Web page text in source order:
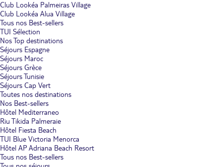
Club Lookéa Palmeiras Village
Club Lookéa Alua Village
Tous nos Best-sellers
TUI Sélection
Nos Top destinations
Séjours Espagne
Séjours Maroc
Séjours Grèce
Séjours Tunisie
Séjours Cap Vert
Toutes nos destinations
Nos Best-sellers
Hôtel Mediterraneo
Riu Tikida Palmeraie
Hôtel Fiesta Beach
TUI Blue Victoria Menorca
Hôtel AP Adriana Beach Resort
Tous nos Best-sellers